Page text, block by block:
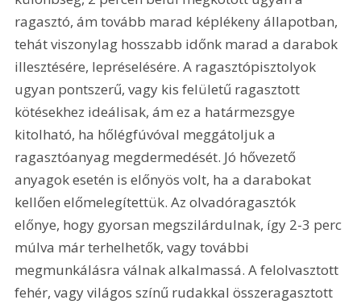
ragasztó, ám tovább marad képlékeny állapotban,
tehát viszonylag hosszabb időnk marad a darabok
illesztésére, lepréselésére. A ragasztópisztolyok
ugyan pontszerű, vagy kis felületű ragasztott
kötésekhez ideálisak, ám ez a határmezsgye
kitolható, ha hőlégfúvóval meggátoljuk a
ragasztóanyag megdermedését. Jó hővezető
anyagok esetén is előnyös volt, ha a darabokat
kellően előmelegítettük. Az olvadóragasztók
előnye, hogy gyorsan megszilárdulnak, így 2-3 perc
múlva már terhelhetők, vagy további
megmunkálásra válnak alkalmassá. A felolvasztott
fehér, vagy világos színű rudakkal összeragasztott